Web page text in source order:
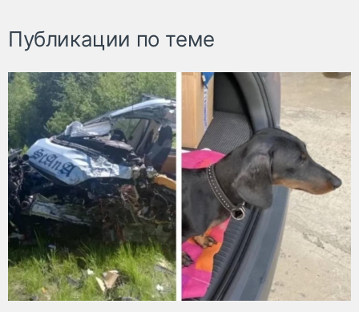
Публикации по теме